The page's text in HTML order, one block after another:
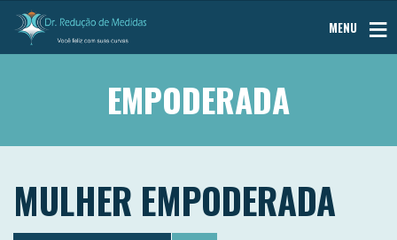
MENU
EMPODERADA
MULHER EMPODERADA